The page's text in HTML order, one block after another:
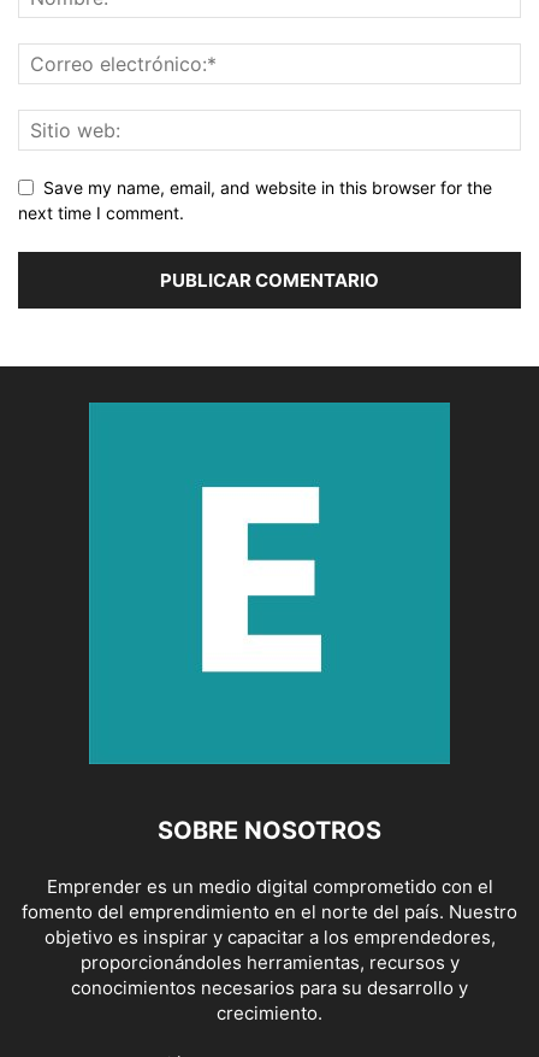
Save my name, email, and website in this browser for the
next time I comment.
SOBRE NOSOTROS
Emprender es un medio digital comprometido con el
fomento del emprendimiento en el norte del país. Nuestro
objetivo es inspirar y capacitar a los emprendedores,
proporcionándoles herramientas, recursos y
conocimientos necesarios para su desarrollo y
crecimiento.